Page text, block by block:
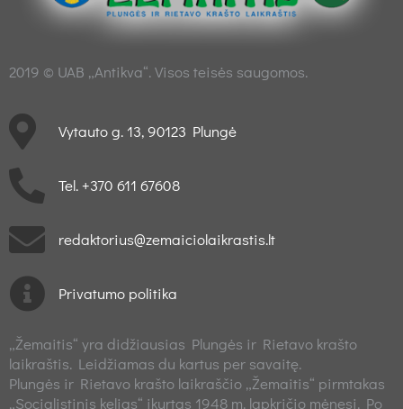
2019 © UAB „Antikva“. Visos teisės saugomos.
Vytauto g. 13, 90123 Plungė
Tel. +370 611 67608
redaktorius@zemaiciolaikrastis.lt
Privatumo politika
„Žemaitis“ yra didžiausias Plungės ir Rietavo krašto
laikraštis. Leidžiamas du kartus per savaitę.
Plungės ir Rietavo krašto laikraščio „Žemaitis“ pirmtakas
„Socialistinis kelias“ įkurtas 1948 m. lapkričio mėnesį. Po